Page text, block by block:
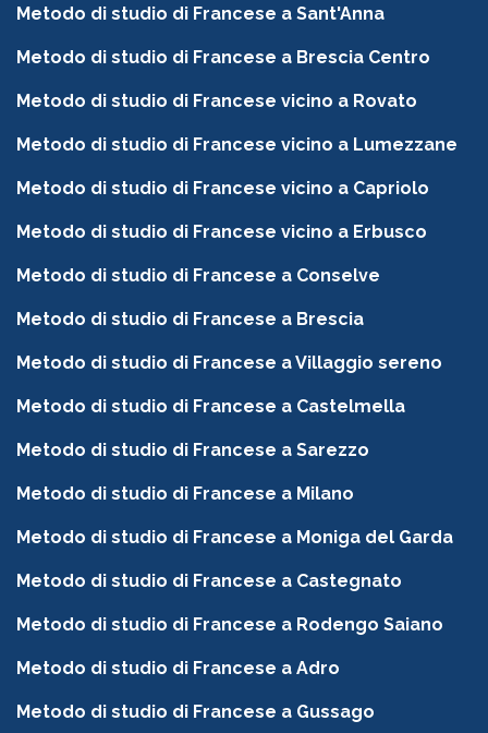
Metodo di studio di Francese a Sant'Anna
Metodo di studio di Francese a Brescia Centro
Metodo di studio di Francese vicino a Rovato
Metodo di studio di Francese vicino a Lumezzane
Metodo di studio di Francese vicino a Capriolo
Metodo di studio di Francese vicino a Erbusco
Metodo di studio di Francese a Conselve
Metodo di studio di Francese a Brescia
Metodo di studio di Francese a Villaggio sereno
Metodo di studio di Francese a Castelmella
Metodo di studio di Francese a Sarezzo
Metodo di studio di Francese a Milano
Metodo di studio di Francese a Moniga del Garda
Metodo di studio di Francese a Castegnato
Metodo di studio di Francese a Rodengo Saiano
Metodo di studio di Francese a Adro
Metodo di studio di Francese a Gussago